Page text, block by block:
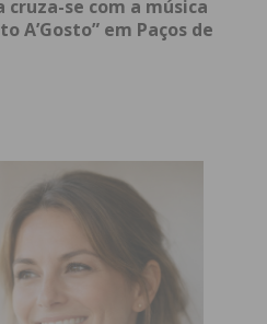
se com a música
A’Gosto” em Paços de